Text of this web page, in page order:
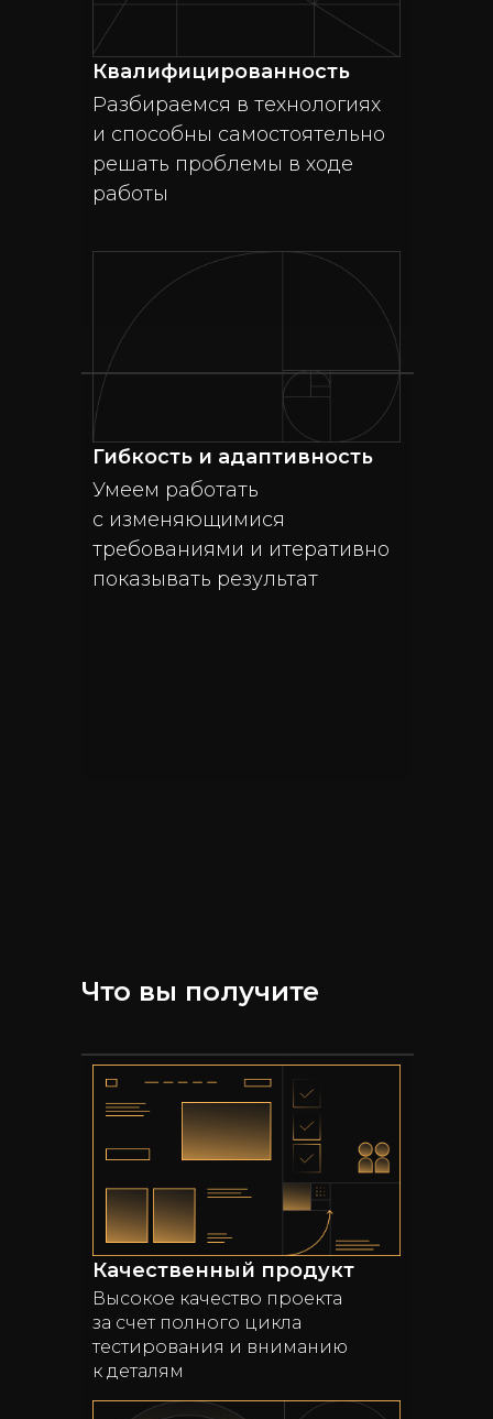
Квалифицированность
Разбираемся в технологиях
и способны самостоятельно
решать проблемы в ходе
работы
Гибкость и адаптивность
Умеем работать
с изменяющимися
требованиями и итеративно
показывать результат
Что вы получите
Качественный продукт
Высокое качество проекта
за счет полного цикла
тестирования и вниманию
к деталям